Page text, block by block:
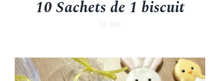
10 Sachets de 1 biscuit
38.00€